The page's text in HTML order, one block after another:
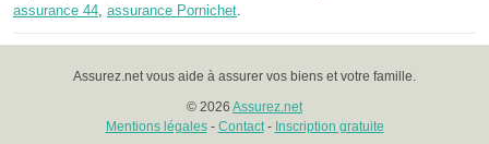
assurance 44 assurance Pornichet
Assurez.net vous aide à assurer vos biens et votre famille.
© 2026 Assurez.net
Mentions légales- Contact- Inscription gratuite